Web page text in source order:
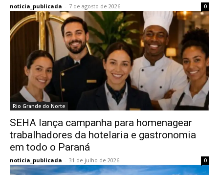
noticia_publicada - 7 de agosto de 2026 0
Rio Grande do Norte
SEHA lança campanha para homenagear
trabalhadores da hotelaria e gastronomia
em todo o Paraná
noticia_publicada - 31 de julho de 2026 0